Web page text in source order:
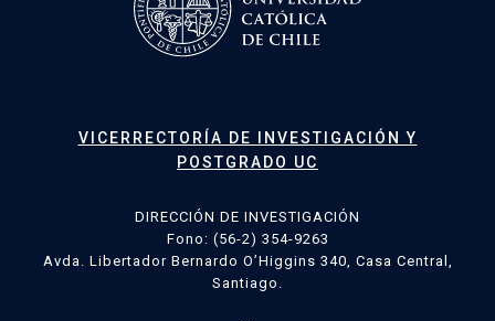
VICERRECTORÍA DE INVESTIGACIÓN Y
POSTGRADO UC
DIRECCIÓN DE INVESTIGACIÓN
Fono: (56-2) 354-9263
Avda. Libertador Bernardo O’Higgins 340, Casa Central,
Santiago.